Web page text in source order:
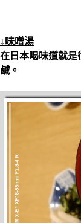
↓味噌湯
在日本喝味道就是
鹹。